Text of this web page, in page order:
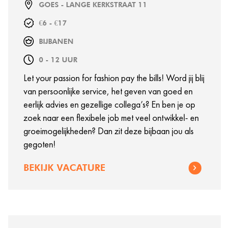
GOES - LANGE KERKSTRAAT 11
€6 - €17
BIJBANEN
0 - 12 UUR
Let your passion for fashion pay the bills! Word jij blij
van persoonlijke service, het geven van goed en
eerlijk advies en gezellige collega’s? En ben je op
zoek naar een flexibele job met veel ontwikkel- en
groeimogelijkheden? Dan zit deze bijbaan jou als
gegoten!
BEKIJK VACATURE